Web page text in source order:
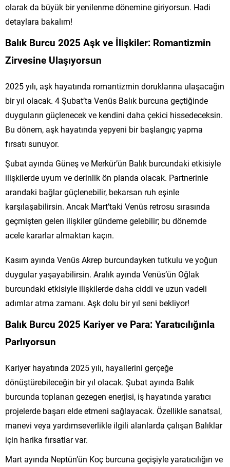
olarak da büyük bir yenilenme dönemine giriyorsun. Hadi
detaylara bakalım!
Balık Burcu 2025 Aşk ve İlişkiler: Romantizmin
Zirvesine Ulaşıyorsun
2025 yılı, aşk hayatında romantizmin doruklarına ulaşacağın
bir yıl olacak. 4 Şubat’ta Venüs Balık burcuna geçtiğinde
duyguların güçlenecek ve kendini daha çekici hissedeceksin.
Bu dönem, aşk hayatında yepyeni bir başlangıç yapma
fırsatı sunuyor.
Şubat ayında Güneş ve Merkür’ün Balık burcundaki etkisiyle
ilişkilerde uyum ve derinlik ön planda olacak. Partnerinle
arandaki bağlar güçlenebilir, bekarsan ruh eşinle
karşılaşabilirsin. Ancak Mart’taki Venüs retrosu sırasında
geçmişten gelen ilişkiler gündeme gelebilir; bu dönemde
acele kararlar almaktan kaçın.
Kasım ayında Venüs Akrep burcundayken tutkulu ve yoğun
duygular yaşayabilirsin. Aralık ayında Venüs’ün Oğlak
burcundaki etkisiyle ilişkilerde daha ciddi ve uzun vadeli
adımlar atma zamanı. Aşk dolu bir yıl seni bekliyor!
Balık Burcu 2025 Kariyer ve Para: Yaratıcılığınla
Parlıyorsun
Kariyer hayatında 2025 yılı, hayallerini gerçeğe
dönüştürebileceğin bir yıl olacak. Şubat ayında Balık
burcunda toplanan gezegen enerjisi, iş hayatında yaratıcı
projelerde başarı elde etmeni sağlayacak. Özellikle sanatsal,
manevi veya yardımseverlikle ilgili alanlarda çalışan Balıklar
için harika fırsatlar var.
Mart ayında Neptün’ün Koç burcuna geçişiyle yaratıcılığın ve